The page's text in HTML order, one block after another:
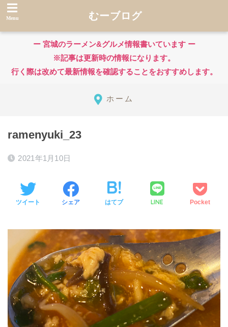
むーブログ
ー 宮城のラーメン&グルメ情報書いています ー
※記事は更新時の情報になります。
行く際は改めて最新情報を確認することをおすすめします。
ホーム
ramenyuki_23
2021年1月10日
ツイート シェア はてブ LINE Pocket